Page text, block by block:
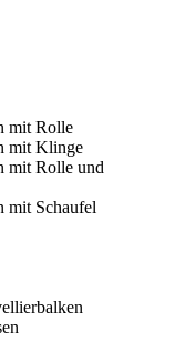
mit Rolle
mit Klinge
mit Rolle und
mit Schaufel